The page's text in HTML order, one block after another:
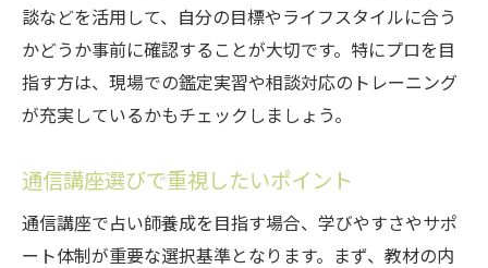
談などを活用して、自分の目標やライフスタイルに合う
かどうか事前に確認することが大切です。特にプロを目
指す方は、現場での鑑定実習や相談対応のトレーニング
が充実しているかもチェックしましょう。
通信講座選びで重視したいポイント
通信講座で占い師養成を目指す場合、学びやすさやサポ
ート体制が重要な選択基準となります。まず、教材の内